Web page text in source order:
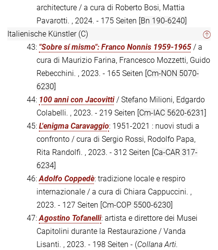
architecture / a cura di Roberto Bosi, Mattia
Pavarotti. , 2024. - 175 Seiten [Bn 190-6240]
Italienische Künstler (C)
43: "Sobre sí mismo": Franco Nonnis 1959-1965 / a
cura di Maurizio Farina, Francesco Mozzetti, Guido
Rebecchini. , 2023. - 165 Seiten [Cm-NON 5070-
6230]
44: 100 anni con Jacovitti/ Stefano Milioni, Edgardo
Colabelli. , 2023. - 219 Seiten [Cm-IAC 5620-6231]
45: L'enigma Caravaggio: 1951-2021 : nuovi studi a
confronto / cura di Sergio Rossi, Rodolfo Papa,
Rita Randolfi. , 2023. - 312 Seiten [Ca-CAR 317-
6234]
46:Adolfo Coppedè: tradizione locale e respiro
internazionale / a cura di Chiara Cappuccini. ,
2023. - 127 Seiten [Cm-COP 5500-6230]
47:Agostino Tofanelli: artista e direttore dei Musei
Capitolini durante la Restaurazione / Vanda
Lisanti. , 2023. - 198 Seiten - (Collana Arti.